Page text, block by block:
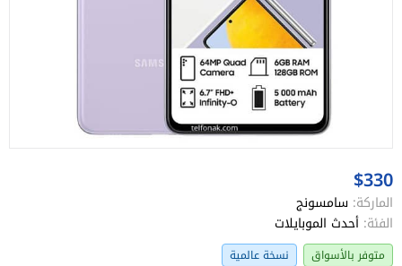
$330
الماركة: سامسونج
الفئة: أحدث الموبايلات
متوفر بالأسواق نسخة عالمية